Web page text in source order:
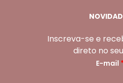
Inscreva-se e
direto no
E-mail *